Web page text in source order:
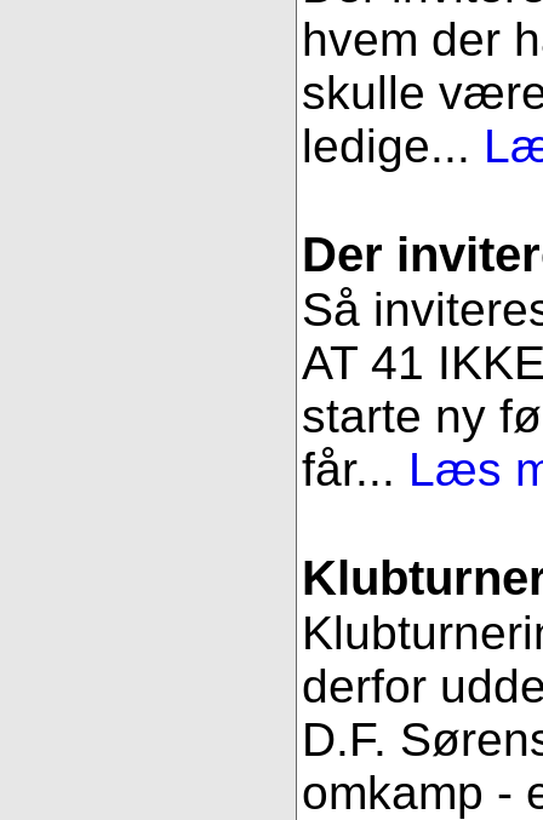
hvem der
skulle
ledige...
Der
Så
AT 41
starte ny
får... Læs
derfor
D.F.
omkamp -